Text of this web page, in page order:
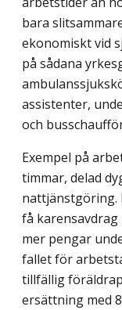
bara
ekonomiskt vid
på sådana
assistenter,
och
Exempel på
timmar, delad
nattjänstgöring.
få
mer pengar
fallet för
tillfällig
ersättning med